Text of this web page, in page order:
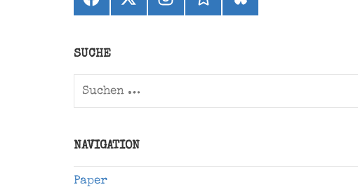
(ehemals
SUCHE
Suchen
NAVIGATION
Paper